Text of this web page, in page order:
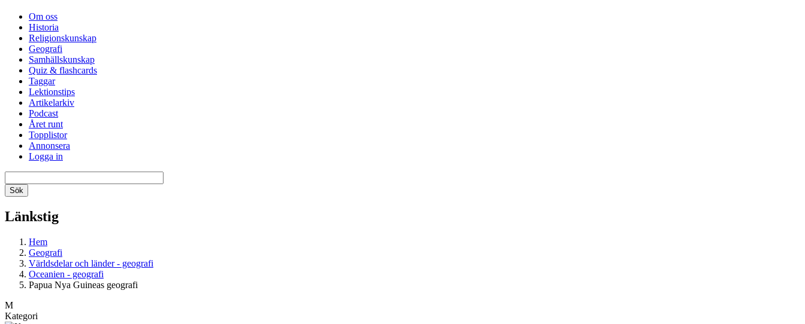
Om oss
Historia
Religionskunskap
Geografi
Samhällskunskap
Quiz & flashcards
Taggar
Lektionstips
Artikelarkiv
Podcast
Året runt
Topplistor
Annonsera
Logga in
Länkstig
Hem
Geografi
Världsdelar och länder - geografi
Oceanien - geografi
Papua Nya Guineas geografi
M
Kategori